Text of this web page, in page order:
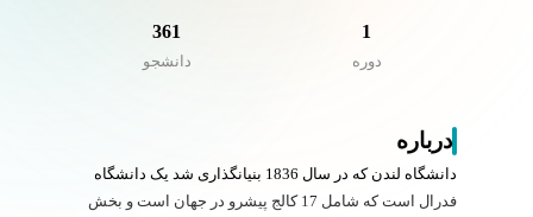
1
دوره
361
دانشجو
درباره
دانشگاه لندن که در سال 1836 بنیانگذاری شد یک دانشگاه
فدرال است که شامل 17 کالج پیشرو در جهان است و بخش